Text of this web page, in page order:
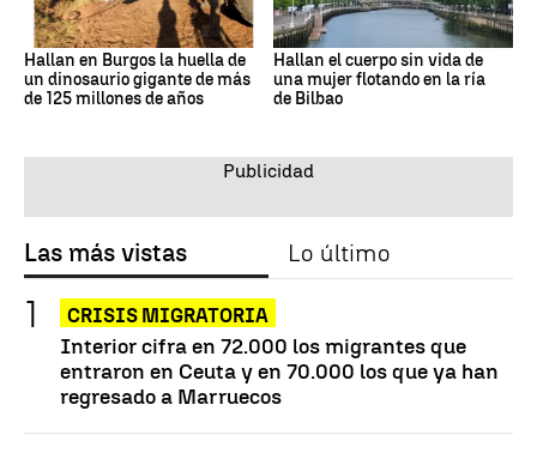
Hallan en Burgos la huella de
un dinosaurio gigante de más
de 125 millones de años
Hallan el cuerpo sin vida de
una mujer flotando en la ría
de Bilbao
Las más vistas Lo último
CRISIS MIGRATORIA
Interior cifra en 72.000 los migrantes que
entraron en Ceuta y en 70.000 los que ya han
regresado a Marruecos